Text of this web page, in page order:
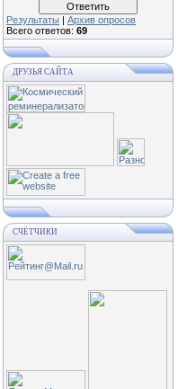
Результаты | Архив опросов
Всего ответов: 69
ДРУЗЬЯ САЙТА
СЧЁТЧИКИ